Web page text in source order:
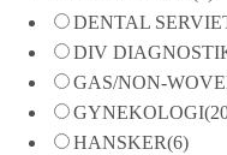
DENTAL
DIV
GAS/NON-
GYNEKOLOGI
HANSKER(6)